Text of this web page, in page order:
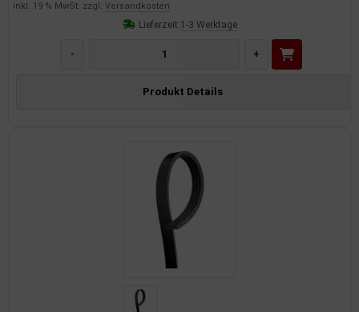
inkl. 19 % MwSt. zzgl. Versandkosten
Lieferzeit:1-3 Werktage
- +
Produkt Details